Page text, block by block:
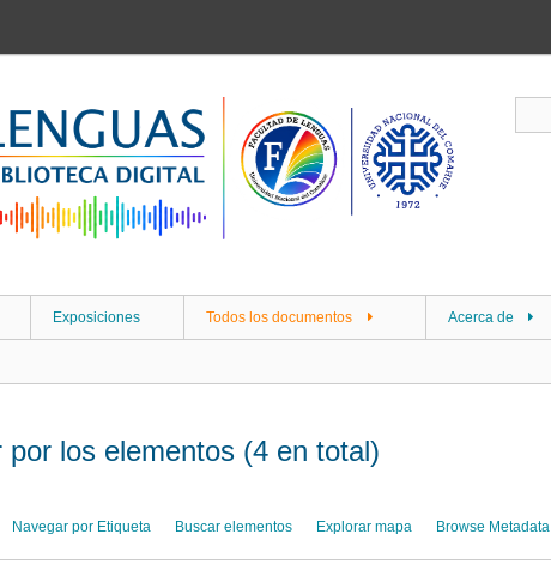
Exposiciones Todos los documentos Acerca de
por los elementos (4 en total)
Navegar por Etiqueta Buscar elementos Explorar mapa Browse Metadata